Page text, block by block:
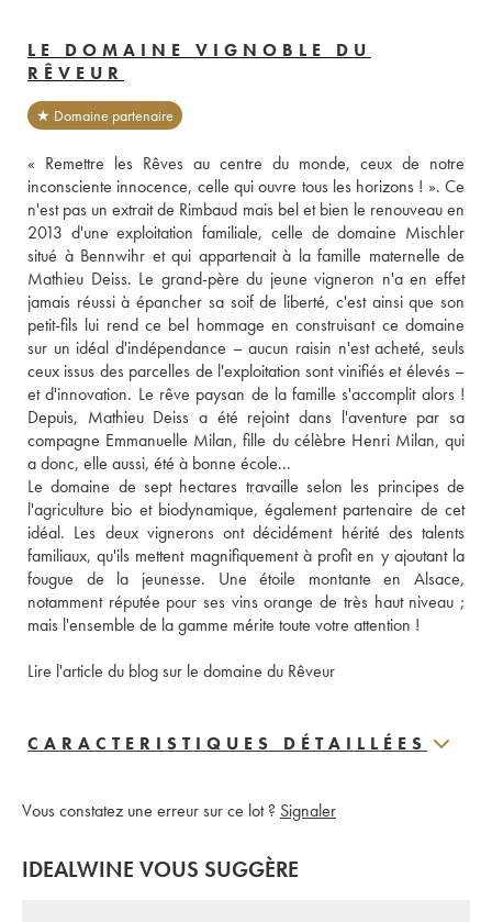
LE DOMAINE VIGNOBLE DU
RÊVEUR
★ Domaine partenaire
« Remettre les Rêves au centre du monde, ceux de notre
inconsciente innocence, celle qui ouvre tous les horizons ! ». Ce
n'est pas un extrait de Rimbaud mais bel et bien le renouveau en
2013 d'une exploitation familiale, celle de domaine Mischler
situé à Bennwihr et qui appartenait à la famille maternelle de
Mathieu Deiss. Le grand-père du jeune vigneron n'a en effet
jamais réussi à épancher sa soif de liberté, c'est ainsi que son
petit-fils lui rend ce bel hommage en construisant ce domaine
sur un idéal d'indépendance – aucun raisin n'est acheté, seuls
ceux issus des parcelles de l'exploitation sont vinifiés et élevés –
et d'innovation. Le rêve paysan de la famille s'accomplit alors !
Depuis, Mathieu Deiss a été rejoint dans l'aventure par sa
compagne Emmanuelle Milan, fille du célèbre Henri Milan, qui
a donc, elle aussi, été à bonne école...
Le domaine de sept hectares travaille selon les principes de
l'agriculture bio et biodynamique, également partenaire de cet
idéal. Les deux vignerons ont décidément hérité des talents
familiaux, qu'ils mettent magnifiquement à profit en y ajoutant la
fougue de la jeunesse. Une étoile montante en Alsace,
notamment réputée pour ses vins orange de très haut niveau ;
mais l'ensemble de la gamme mérite toute votre attention !
Lire l'article du blog sur le domaine du Rêveur
CARACTERISTIQUES DÉTAILLÉES
Vous constatez une erreur sur ce lot ? Signaler
IDEALWINE VOUS SUGGÈRE